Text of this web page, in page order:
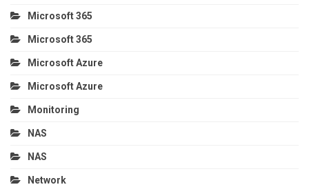
Microsoft 365
Microsoft 365
Microsoft Azure
Microsoft Azure
Monitoring
NAS
NAS
Network